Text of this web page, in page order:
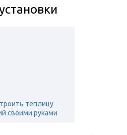
теплицу
своими руками